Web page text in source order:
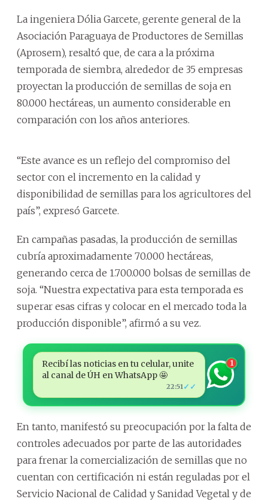
La ingeniera Dólia Garcete, gerente general de la
Asociación Paraguaya de Productores de Semillas
(Aprosem), resaltó que, de cara a la próxima
temporada de siembra, alrededor de 35 empresas
proyectan la producción de semillas de soja en
80.000 hectáreas, un aumento considerable en
comparación con los años anteriores.
“Este avance es un reflejo del compromiso del
sector con el incremento en la calidad y
disponibilidad de semillas para los agricultores del
país”, expresó Garcete.
En campañas pasadas, la producción de semillas
cubría aproximadamente 70.000 hectáreas,
generando cerca de 1.700.000 bolsas de semillas de
soja. “Nuestra expectativa para esta temporada es
superar esas cifras y colocar en el mercado toda la
producción disponible”, afirmó a su vez.
Recibí las noticias en tu celular, unite
al canal de ÚH en WhatsApp 🤩
22:51 ✓✓
1
En tanto, manifestó su preocupación por la falta de
controles adecuados por parte de las autoridades
para frenar la comercialización de semillas que no
cuentan con certificación ni están reguladas por el
Servicio Nacional de Calidad y Sanidad Vegetal y de